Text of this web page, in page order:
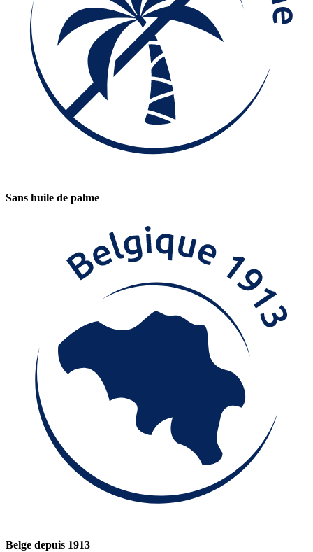
Sans huile de palme
Belge depuis 1913